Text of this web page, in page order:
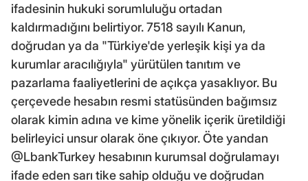
ifadesinin hukuki sorumluluğu ortadan
kaldırmadığını belirtiyor. 7518 sayılı Kanun,
doğrudan ya da "Türkiye'de yerleşik kişi ya da
kurumlar aracılığıyla" yürütülen tanıtım ve
pazarlama faaliyetlerini de açıkça yasaklıyor. Bu
çerçevede hesabın resmi statüsünden bağımsız
olarak kimin adına ve kime yönelik içerik üretildiği
belirleyici unsur olarak öne çıkıyor. Öte yandan
@LbankTurkey hesabının kurumsal doğrulamayı
ifade eden sarı tike sahip olduğu ve doğrudan